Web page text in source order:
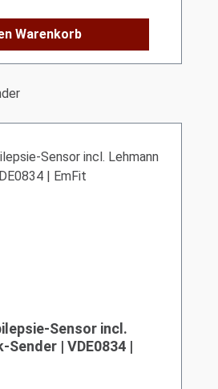
Warenkorb
Sensor incl.
Sender | VDE0834 |